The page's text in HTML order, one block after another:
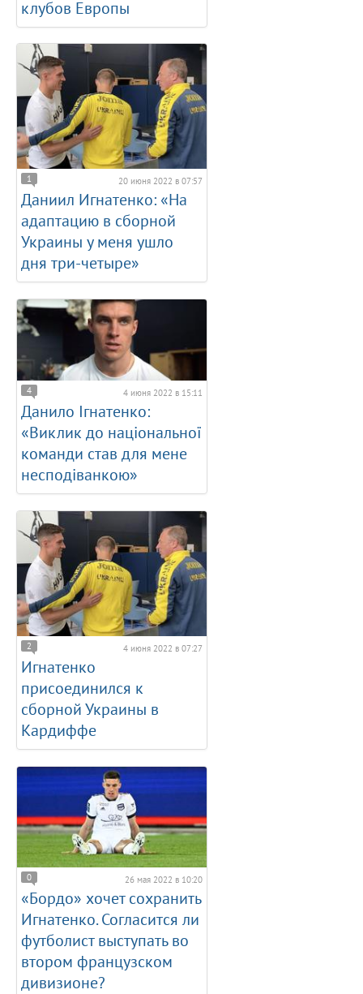
клубов Европы
1 20 июня 2022 в 07:57
Даниил Игнатенко: «На
адаптацию в сборной
Украины у меня ушло
дня три-четыре»
4 4 июня 2022 в 15:11
Данило Ігнатенко:
«Виклик до національної
команди став для мене
несподіванкою»
2 4 июня 2022 в 07:27
Игнатенко
присоединился к
сборной Украины в
Кардиффе
0 26 мая 2022 в 10:20
«Бордо» хочет сохранить
Игнатенко. Согласится ли
футболист выступать во
втором французском
дивизионе?